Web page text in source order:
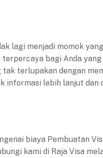
lagi menjadi momok
bagi Anda
terlupakan dengan
informasi lebih lanjut
biaya Pembuatan
kami di Raja Visa